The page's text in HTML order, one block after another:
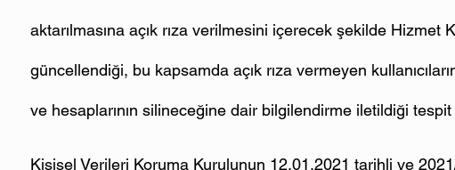
aktarılmasına açık rıza verilmesini içerecek şekilde Hizmet
güncellendiği, bu kapsamda açık rıza vermeyen
ve hesaplarının silineceğine dair bilgilendirme iletildiği
Kişisel Verileri Koruma Kurulunun 12.01.2021 tarihli ve